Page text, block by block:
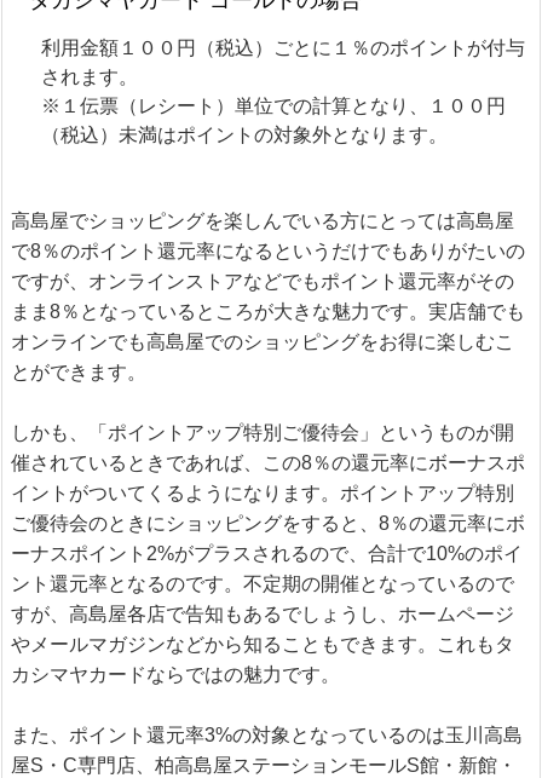
利用金額１００円（税込）ごとに１％のポイントが付与
されます。
※１伝票（レシート）単位での計算となり、１００円
（税込）未満はポイントの対象外となります。
高島屋でショッピングを楽しんでいる方にとっては高島屋
で8％のポイント還元率になるというだけでもありがたいの
ですが、オンラインストアなどでもポイント還元率がその
まま8％となっているところが大きな魅力です。実店舗でも
オンラインでも高島屋でのショッピングをお得に楽しむこ
とができます。
しかも、「ポイントアップ特別ご優待会」というものが開
催されているときであれば、この8％の還元率にボーナスポ
イントがついてくるようになります。ポイントアップ特別
ご優待会のときにショッピングをすると、8％の還元率にボ
ーナスポイント2%がプラスされるので、合計で10%のポイ
ント還元率となるのです。不定期の開催となっているので
すが、高島屋各店で告知もあるでしょうし、ホームページ
やメールマガジンなどから知ることもできます。これもタ
カシマヤカードならではの魅力です。
また、ポイント還元率3%の対象となっているのは玉川高島
屋S・C専門店、柏高島屋ステーションモールS館・新館・